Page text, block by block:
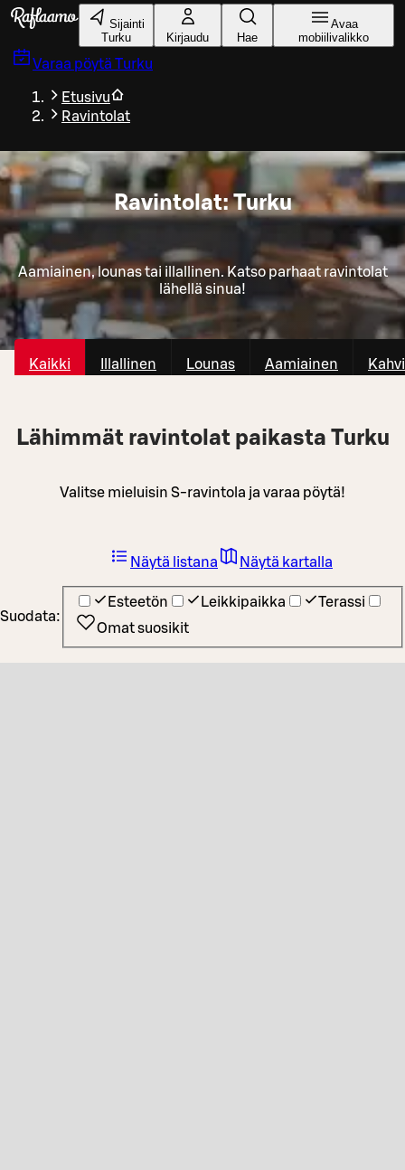
Siirry pääsisältöön
Sijainti
Turku
Kirjaudu Hae
Avaa
mobiilivalikko
Varaa pöytä Turku
Etusivu
Ravintolat
Ravintolat: Turku
Aamiainen, lounas tai illallinen. Katso parhaat ravintolat
lähellä sinua!
Kaikki Illallinen Lounas Aamiainen
Lähimmät ravintolat paikasta Turku
Valitse mieluisin S-ravintola ja varaa pöytä!
Suodata:
Esteetön Leikkipaikka
Terassi
Omat suosikit
Näytä listana Näytä kartalla